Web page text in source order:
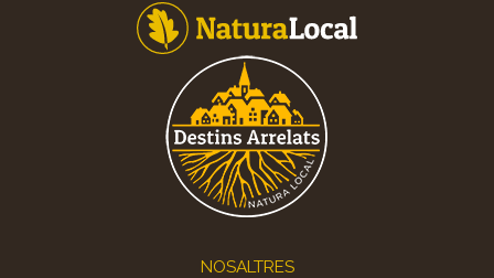
NOSALTRES